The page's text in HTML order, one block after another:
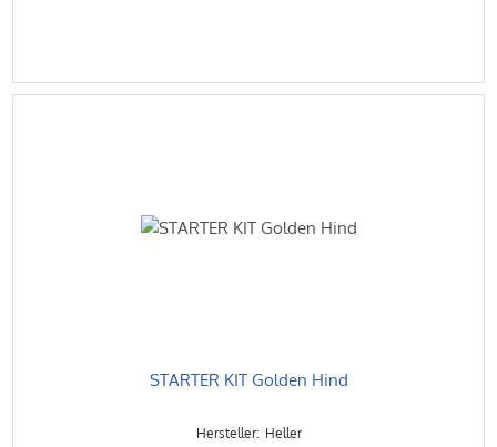
STARTER KIT Golden Hind
Heller